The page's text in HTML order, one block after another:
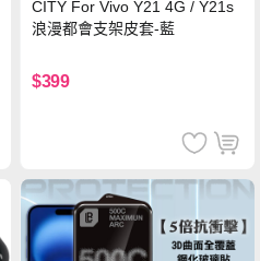
CITY For Vivo Y21 4G / Y21s
浪漫都會支架皮套-藍
$399